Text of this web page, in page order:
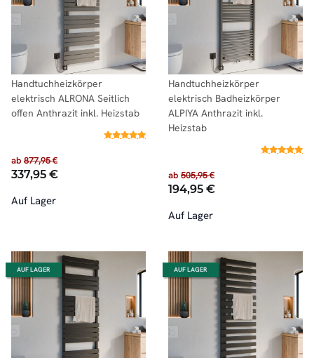
Handtuchheizkörper
elektrisch ALRONA Seitlich
offen Anthrazit inkl. Heizstab
ab 877,95 €
337,95 €
Auf Lager
Handtuchheizkörper
elektrisch Badheizkörper
ALPIYA Anthrazit inkl.
Heizstab
ab 505,95 €
194,95 €
Auf Lager
AUF LAGER AUF LAGER